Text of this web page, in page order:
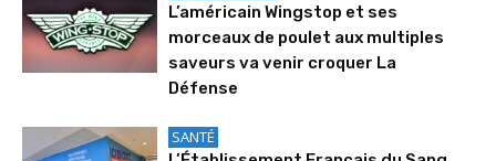
L’américain Wingstop et ses
morceaux de poulet aux multiples
saveurs va venir croquer La
Défense
SANTÉ